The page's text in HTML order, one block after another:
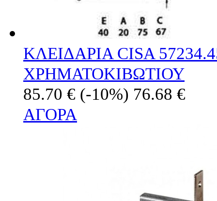
ΚΛΕΙΔΑΡΙΑ CISA
ΧΡΗΜΑΤΟΚΙΒΩΤΙΟΥ
85.70 € (-10%) 76.68 €
ΑΓΟΡΑ